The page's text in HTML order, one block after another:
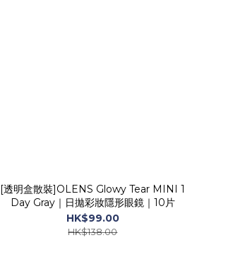
[透明盒散裝]OLENS Glowy Tear MINI 1
Day Gray｜日拋彩妝隱形眼鏡｜10片
HK$99.00
HK$138.00